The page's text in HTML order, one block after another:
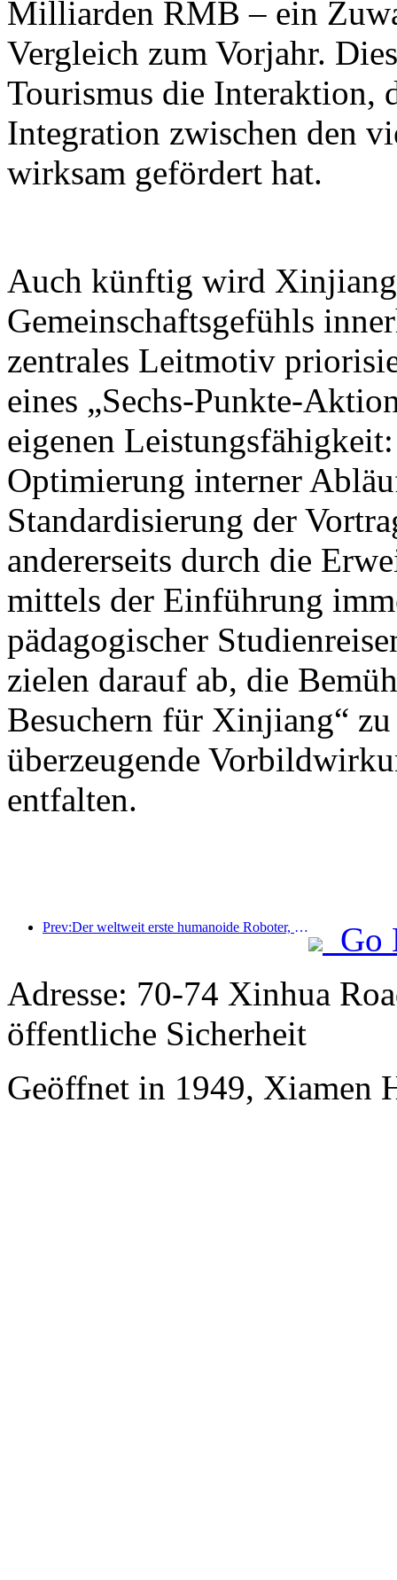
Milliarden RMB – ein
Vergleich zum Vorjahr.
Tourismus die Interaktion,
Integration zwischen den
wirksam gefördert hat.
Auch künftig wird Xinjiang
Gemeinschaftsgefühls
zentrales Leitmotiv
eines „Sechs-Punkte-
eigenen
Optimierung interner
Standardisierung der
andererseits durch die
mittels der Einführung
pädagogischer
zielen darauf ab, die
Besuchern für Xinjiang“
überzeugende
entfalten.
Prev:Der weltweit erste humanoide Roboter, der auf szenarienübergreifende Gastronomiedienstleistungen spezialisiert ist, wurde enthüllt.
Go
Adresse: 70-74 Xinhua
öffentliche Sicherheit
Geöffnet in 1949, Xiamen